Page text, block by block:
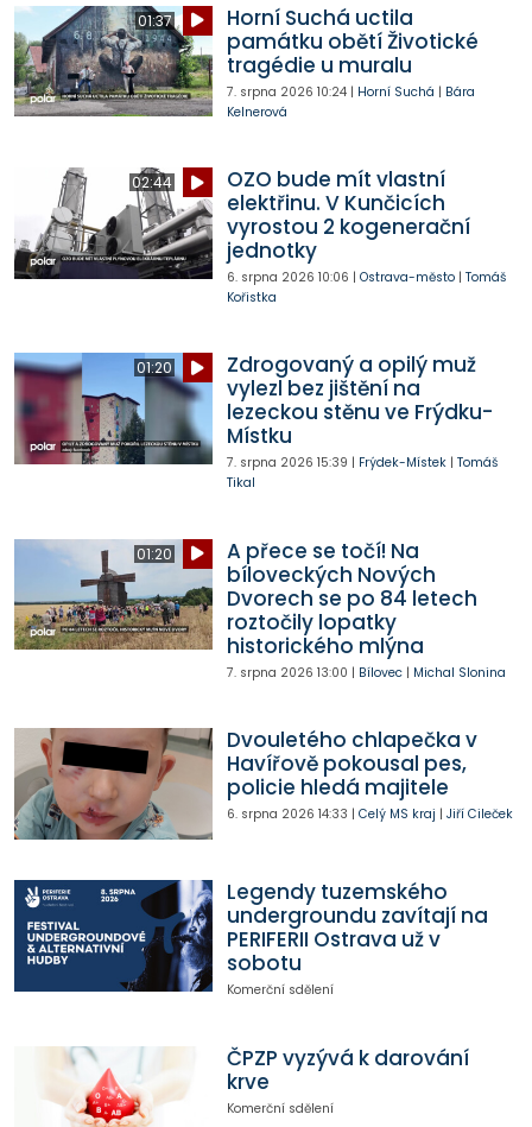
01:37
Horní Suchá uctila
památku obětí Životické
tragédie u muralu
7. srpna 2026 10:24| Horní Suchá | Bára
Kelnerová
02:44
OZO bude mít vlastní
elektřinu. V Kunčicích
vyrostou 2 kogenerační
jednotky
6. srpna 2026 10:06 | Ostrava-město| Tomáš
Kořistka
01:20
Zdrogovaný a opilý muž
vylezl bez jištění na
lezeckou stěnu ve Frýdku-
Místku
7. srpna 2026 15:39 | Frýdek-Místek| Tomáš
Tikal
01:20
A přece se točí! Na
bíloveckých Nových
Dvorech se po 84 letech
roztočily lopatky
historického mlýna
7. srpna 2026 13:00 | Bílovec| Michal Slonina
Dvouletého chlapečka v
Havířově pokousal pes,
policie hledá majitele
6. srpna 2026 14:33 | Celý MS kraj | Jiří Cileček
Legendy tuzemského
undergroundu zavítají na
PERIFERII Ostrava už v
sobotu
Komerční sdělení
ČPZP vyzývá k darování
krve
Komerční sdělení